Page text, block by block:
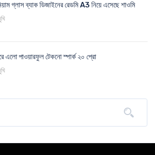
গ্লাস ব্যাক ডিজাইনের রেডমি A3 নিয়ে এসেছে শাওমি
এলো পাওয়ারফুল টেকনো স্পার্ক ২০ প্রো